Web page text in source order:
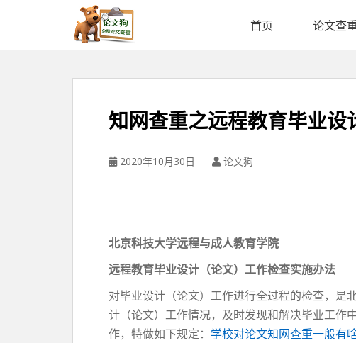
首页 论文查
知网查重之远程教育毕业
2020年10月30日 论文狗
北京科技大学远程与成人教育学院
远程教育毕业设计（论文）工作检查实施办法
对毕业设计（论文）工作进行全过程的检查，是
计（论文）工作情况，及时发现和解决毕业工作
作，特做如下规定： 学校对论文知网查重一般有